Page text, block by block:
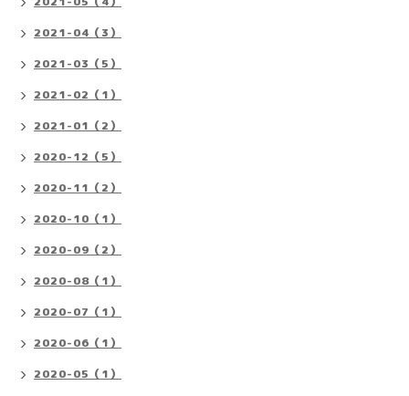
2021-04（3）
2021-03（5）
2021-02（1）
2021-01（2）
2020-12（5）
2020-11（2）
2020-10（1）
2020-09（2）
2020-08（1）
2020-07（1）
2020-06（1）
2020-05（1）